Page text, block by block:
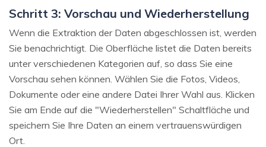
Schritt 3: Vorschau und Wiederherstellung
Wenn die Extraktion der Daten abgeschlossen ist, werden
Sie benachrichtigt. Die Oberfläche listet die Daten bereits
unter verschiedenen Kategorien auf, so dass Sie eine
Vorschau sehen können. Wählen Sie die Fotos, Videos,
Dokumente oder eine andere Datei Ihrer Wahl aus. Klicken
Sie am Ende auf die "Wiederherstellen" Schaltfläche und
speichern Sie Ihre Daten an einem vertrauenswürdigen
Ort.